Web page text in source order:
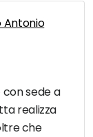
Antonio
sede a
realizza
che